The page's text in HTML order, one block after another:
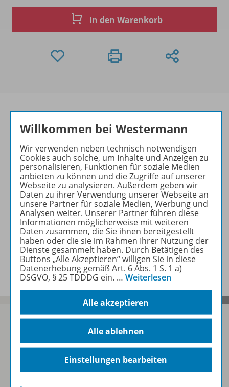
In den Warenkorb
Produktinformationen
Beschreibung
Zugehörige Produkte
Benachrichtigungs-Service
Sofort profitieren
Willkommen bei Westermann
Wir verwenden neben technisch notwendigen
Cookies auch solche, um Inhalte und Anzeigen zu
personalisieren, Funktionen für soziale Medien
anbieten zu können und die Zugriffe auf unserer
Webseite zu analysieren. Außerdem geben wir
Daten zu ihrer Verwendung unserer Webseite an
unsere Partner für soziale Medien, Werbung und
Analysen weiter. Unserer Partner führen diese
Informationen möglicherweise mit weiteren
Daten zusammen, die Sie ihnen bereitgestellt
haben oder die sie im Rahmen Ihrer Nutzung der
Dienste gesammelt haben. Durch Betätigen des
Buttons „Alle Akzeptieren“ willigen Sie in diese
Datenerhebung gemäß Art. 6 Abs. 1 S. 1 a)
DSGVO, § 25 TDDDG ein. … Weiterlesen
Alle akzeptieren
Alle ablehnen
Einstellungen bearbeiten